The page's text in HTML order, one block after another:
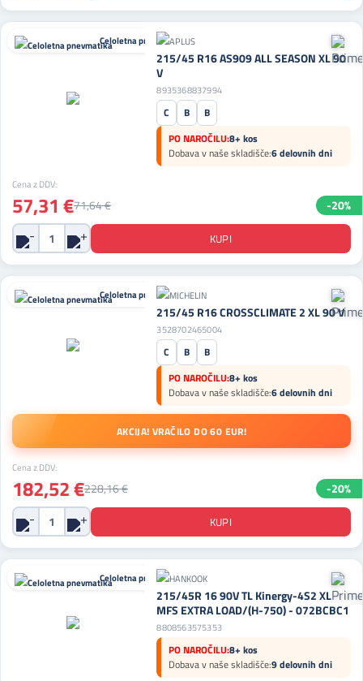
Celoletna pnevmatika
215/45 R16 AS909 ALL SEASON XL 90
V
8935368837994
C B
B
PO NAROČILU:8+ kos
Dobava v naše skladišče:6 delovnih dni
Cena z DDV:
57,31 €71,64 € -20%
Celoletna pnevmatika
215/45 R16 CROSSCLIMATE 2 XL 90 V
3528702465004
C B
B
PO NAROČILU:8+ kos
Dobava v naše skladišče:6 delovnih dni
AKCIJA! VRAČILO DO 60 EUR!
Cena z DDV:
182,52 €228,16 € -20%
Celoletna pnevmatika
215/45R 16 90V TL Kinergy-4S2 XL
MFS EXTRA LOAD/(H-750) - 072BCBC1
8808563575353
PO NAROČILU:8+ kos
Dobava v naše skladišče:9 delovnih dni